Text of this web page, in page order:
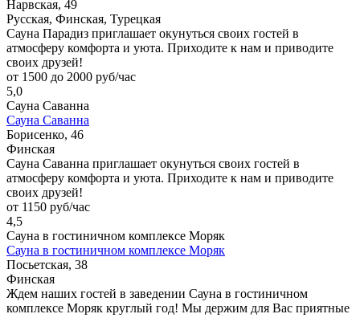
Нарвская, 49
Русская, Финская, Турецкая
Сауна Парадиз приглашает окунуться своих гостей в
атмосферу комфорта и уюта. Приходите к нам и приводите
своих друзей!
от 1500 до 2000 руб/час
5,0
Сауна Саванна
Сауна Саванна
Борисенко, 46
Финская
Сауна Саванна приглашает окунуться своих гостей в
атмосферу комфорта и уюта. Приходите к нам и приводите
своих друзей!
от 1150 руб/час
4,5
Сауна в гостиничном комплексе Моряк
Сауна в гостиничном комплексе Моряк
Посьетская, 38
Финская
Ждем наших гостей в заведении Сауна в гостиничном
комплексе Моряк круглый год! Мы держим для Вас приятные